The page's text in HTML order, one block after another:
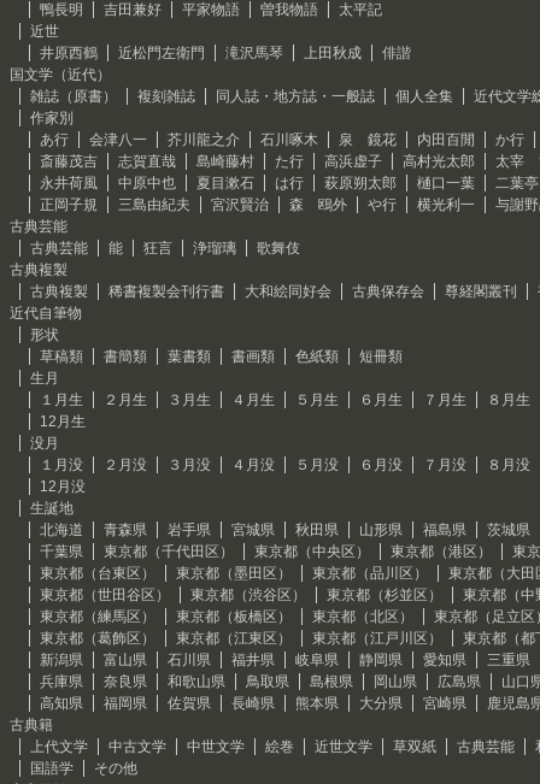
鴨長明
吉田兼好 平家物語 曽我物語
太平記
近世
井原西鶴
近松門左衛門 滝沢馬琴 上田秋成
俳諧
国文学（近代）
雑誌（原書）
複刻雑誌 同人誌・地方誌・一般誌 個人全集
近代文学
作家別
あ行
会津八一 芥川龍之介 石川啄木 泉 鏡花 内田百閒
か行
斎藤茂吉
志賀直哉 島崎藤村 た行 高浜虚子 高村光太郎
太宰
永井荷風
中原中也 夏目漱石 は行 萩原朔太郎 樋口一葉
二葉
正岡子規
三島由紀夫 宮沢賢治 森 鴎外 や行 横光利一
与謝
古典芸能
古典芸能
能 狂言 浄瑠璃
歌舞伎
古典複製
古典複製
稀書複製会刊行書 大和絵同好会 古典保存会 尊経閣叢刊
近代自筆物
形状
草稿類
書簡類 葉書類 書画類 色紙類
短冊類
生月
１月生
２月生 ３月生 ４月生 ５月生 ６月生 ７月生
８月生
12月生
没月
１月没
２月没 ３月没 ４月没 ５月没 ６月没 ７月没
８月没
12月没
生誕地
北海道
青森県 岩手県 宮城県 秋田県 山形県 福島県
茨城県
千葉県
東京都（千代田区） 東京都（中央区） 東京都（港区）
東
東京都（台東区）
東京都（墨田区） 東京都（品川区）
東京都（大田
東京都（世田谷区）
東京都（渋谷区） 東京都（杉並区）
東京都（中
東京都（練馬区）
東京都（板橋区） 東京都（北区）
東京都（足立区
東京都（葛飾区）
東京都（江東区） 東京都（江戸川区）
東京都（都
新潟県
富山県 石川県 福井県 岐阜県 静岡県 愛知県
三重県
兵庫県
奈良県 和歌山県 鳥取県 島根県 岡山県 広島県
山口
高知県
福岡県 佐賀県 長崎県 熊本県 大分県 宮崎県
鹿児島
古典籍
上代文学
中古文学 中世文学 絵巻 近世文学 草双紙 古典芸能
国語学
その他